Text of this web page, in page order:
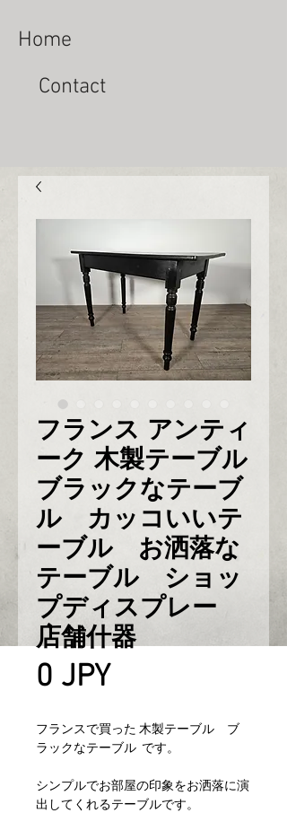
Home
Contact
フランス アンティ
ーク 木製テーブル
ブラックなテーブ
ル カッコいいテ
ーブル お洒落な
テーブル ショッ
プディスプレー
店舗什器
0 JPYPrix
フランスで買った 木製テーブル ブ
ラックなテーブル です。
シンプルでお部屋の印象をお洒落に演
出してくれるテーブルです。